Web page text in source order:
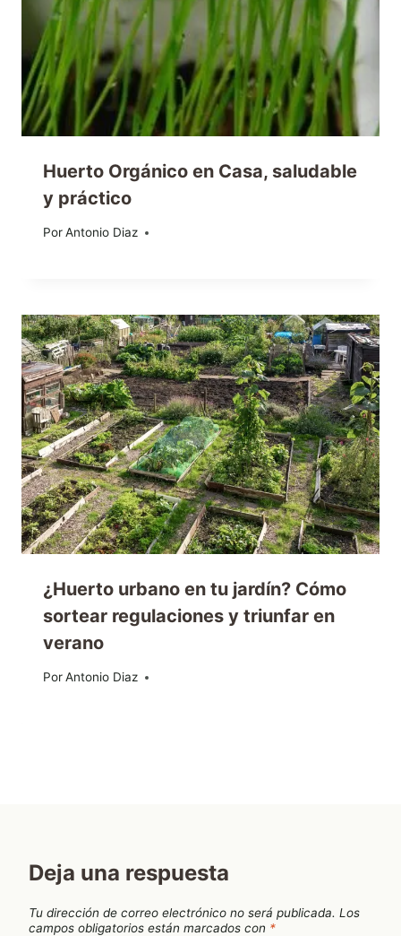
Huerto Orgánico en Casa, saludable
y práctico
PorAntonio Diaz
07/05/2015
¿Huerto urbano en tu jardín? Cómo
sortear regulaciones y triunfar en
verano
PorAntonio Diaz
08/07/2025
Deja una respuesta
Tu dirección de correo electrónico no será publicada. Los
campos obligatorios están marcados con *